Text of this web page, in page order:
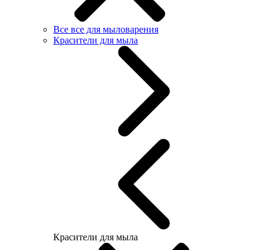
Все все для мыловарения
Красители для мыла
Красители для мыла